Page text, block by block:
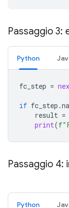
Passaggio 3:
Python
fc_step =
if fc_step .
result =
print(f
Passaggio 4:
Python